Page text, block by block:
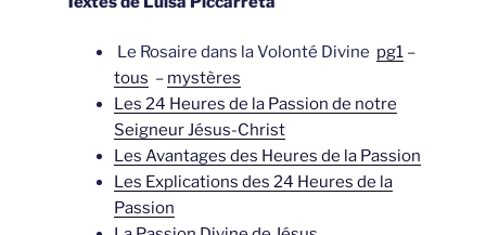
Le Rosaire dans la Volonté Divine pg1 –
tous – mystères
Les 24 Heures de la Passion de notre
Seigneur Jésus-Christ
Les Avantages des Heures de la Passion
Les Explications des 24 Heures de la
Passion